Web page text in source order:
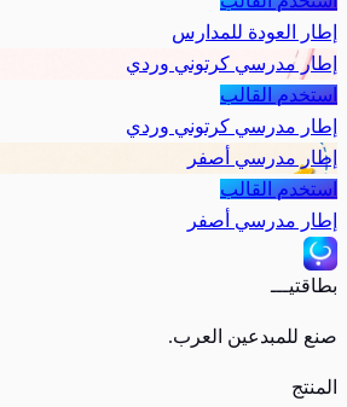
إطار العودة للمدارس
إطار مدرسي كرتوني وردي
استخدم القالب
إطار مدرسي كرتوني وردي
إطار مدرسي أصفر
استخدم القالب
إطار مدرسي أصفر
بطاقتيـــ
صنع للمبدعين العرب.
المنتج